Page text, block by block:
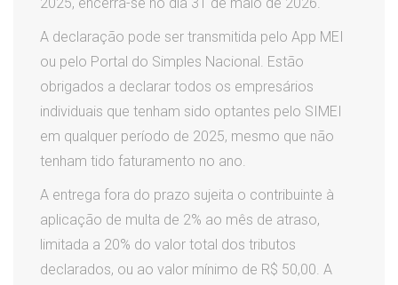
A declaração pode ser transmitida pelo App MEI
ou pelo Portal do Simples Nacional. Estão
obrigados a declarar todos os empresários
individuais que tenham sido optantes pelo SIMEI
em qualquer período de 2025, mesmo que não
tenham tido faturamento no ano.
A entrega fora do prazo sujeita o contribuinte à
aplicação de multa de 2% ao mês de atraso,
limitada a 20% do valor total dos tributos
declarados, ou ao valor mínimo de R$ 50,00. A